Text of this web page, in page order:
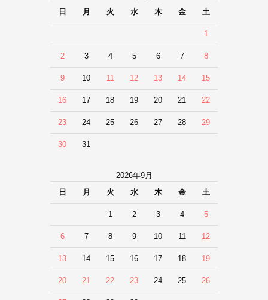
日
月 火 水 木 金 土
1
2 3 4 5 6 7 8
9 10 11 12 13 14 15
16 17 18 19 20 21 22
23 24 25 26 27 28 29
30 31
2026年9月
日
月 火 水 木 金 土
1 2 3 4 5
6 7 8 9 10 11 12
13 14 15 16 17 18 19
20 21 22 23 24 25 26